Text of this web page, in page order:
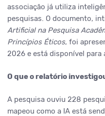
associação já utiliza
pesquisas. O documento,
Artificial na Pesquisa
Princípios Éticos, foi
2026 e está disponível para
O que o relatório
A pesquisa ouviu 228
mapeou como a IA está